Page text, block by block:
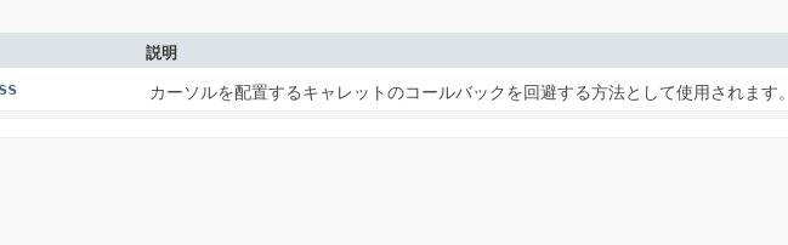
説明
カーソルを配置するキャレットのコールバックを回避する方法として使用されます。